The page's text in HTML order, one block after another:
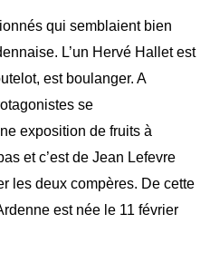
qui semblaient bien
L’un Hervé Hallet est
est boulanger. A
se
exposition de fruits à
et c’est de Jean Lefevre
les deux compères. De cette
est née le 11 février